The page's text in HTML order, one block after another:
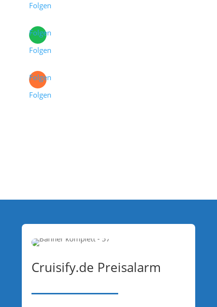
Folgen
Folgen
Folgen
Folgen
Folgen
Cruisify.de Preisalarm